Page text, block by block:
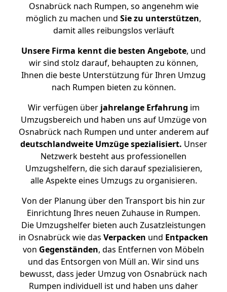
Osnabrück nach Rumpen, so angenehm wie
möglich zu machen und Sie zu unterstützen,
damit alles reibungslos verläuft
Unsere Firma kennt die besten Angebote, und
wir sind stolz darauf, behaupten zu können,
Ihnen die beste Unterstützung für Ihren Umzug
nach Rumpen bieten zu können.
Wir verfügen überjahrelange Erfahrung im
Umzugsbereich und haben uns auf Umzüge von
Osnabrück nach Rumpen und unter anderem auf
deutschlandweite Umzüge spezialisiert. Unser
Netzwerk besteht aus professionellen
Umzugshelfern, die sich darauf spezialisieren,
alle Aspekte eines Umzugs zu organisieren.
Von der Planung über den Transport bis hin zur
Einrichtung Ihres neuen Zuhause in Rumpen.
Die Umzugshelfer bieten auch Zusatzleistungen
in Osnabrück wie das Verpacken und Entpacken
von Gegenständen, das Entfernen von Möbeln
und das Entsorgen von Müll an. Wir sind uns
bewusst, dass jeder Umzug von Osnabrück nach
Rumpen individuell ist und haben uns daher